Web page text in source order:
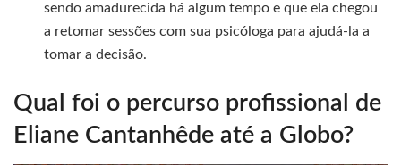
sendo amadurecida há algum tempo e que ela chegou
a retomar sessões com sua psicóloga para ajudá-la a
tomar a decisão.
Qual foi o percurso profissional de
Eliane Cantanhêde até a Globo?